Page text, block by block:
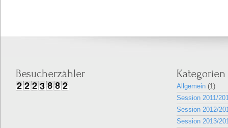
Besucherzähler Kategorien
Allgemein (1)
Session 2011/
Session 2012/
Session 2013/